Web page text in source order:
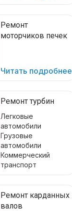
Ремонт
моторчиков печек
Читать подробнее
Ремонт турбин
Легковые
автомобили
Грузовые
автомобили
Коммерческий
транспорт
Ремонт карданных
валов